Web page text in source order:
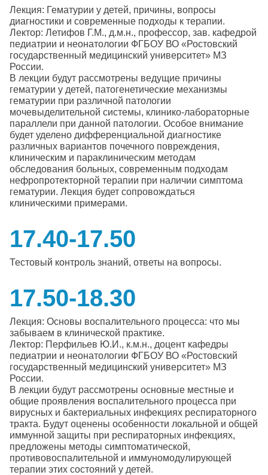
Лекция: Гематурии у детей, причины, вопросы
диагностики и современные подходы к терапии.
Лектор: Летифов Г.М., д.м.н., профессор, зав. кафедрой
педиатрии и неонатологии ФГБОУ ВО «Ростовский
государственный медицинский университет» МЗ
России.
В лекции будут рассмотрены ведущие причины
гематурии у детей, патогенетические механизмы
гематурии при различной патологии
мочевыделительной системы, клинико-лабораторные
параллели при данной патологии. Особое внимание
будет уделено дифференциальной диагностике
различных вариантов почечного повреждения,
клиническим и параклиническим методам
обследования больных, современным подходам
нефропротекторной терапии при наличии симптома
гематурии. Лекция будет сопровождаться
клиническими примерами.
17.40-17.50
Тестовый контроль знаний, ответы на вопросы.
17.50-18.30
Лекция: Основы воспалительного процесса: что мы
забываем в клинической практике.
Лектор: Перфильев Ю.И., к.м.н., доцент кафедры
педиатрии и неонатологии ФГБОУ ВО «Ростовский
государственный медицинский университет» МЗ
России.
В лекции будут рассмотрены основные местные и
общие проявления воспалительного процесса при
вирусных и бактериальных инфекциях респираторного
тракта. Будут оценены особенности локальной и общей
иммунной защиты при респираторных инфекциях,
предложены методы симптоматической,
противовоспалительной и иммуномодулирующей
терапии этих состояний у детей.